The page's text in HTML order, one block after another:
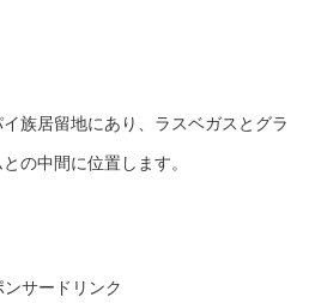
族居留地にあり、ラスベガスとグラ
の中間に位置します。
ンサードリンク